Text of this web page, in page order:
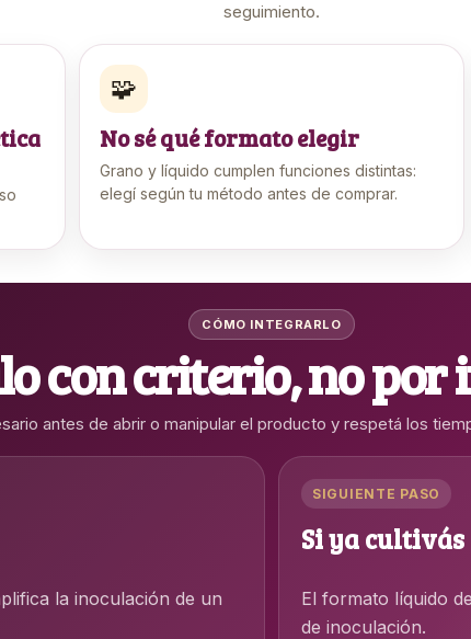
seguimiento.
🧩
No sé qué formato elegir
Grano y líquido cumplen funciones distintas:
elegí según tu método antes de comprar.
CÓMO INTEGRARLO
con criterio, no por
antes de abrir o manipular el producto y respetá los
la inoculación de un
SIGUIENTE PASO
Si ya cultivás
El formato líquido
de inoculación.